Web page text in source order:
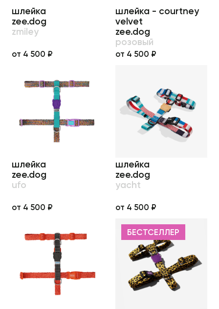
шлейка
zee.dog
zmiley
от 4 500 ₽
шлейка - courtney
velvet
zee.dog
розовый
от 4 500 ₽
шлейка
zee.dog
ufo
от 4 500 ₽
шлейка
zee.dog
yacht
от 4 500 ₽
БЕСТСЕЛЛЕР